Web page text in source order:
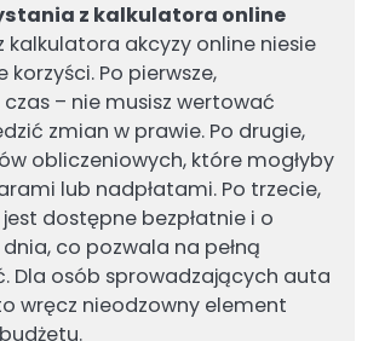
z kalkulatora online
kalkulatora akcyzy online niesie
korzyści. Po pierwsze,
czas – nie musisz wertować
zmian w prawie. Po drugie,
obliczeniowych, które mogłyby
lub nadpłatami. Po trzecie,
dostępne bezpłatnie i o
co pozwala na pełną
Dla osób sprowadzających auta
wręcz nieodzowny element